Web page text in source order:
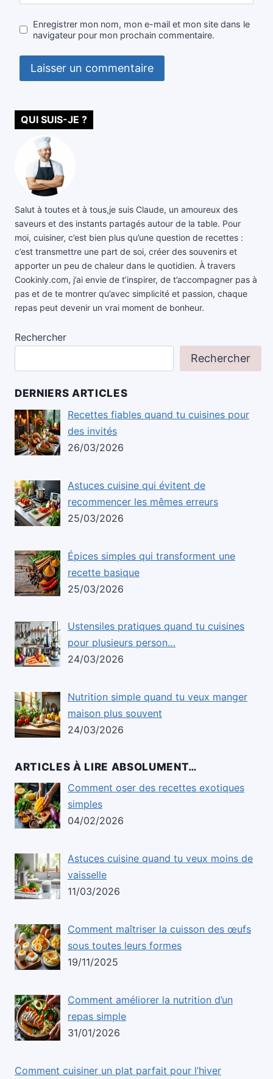
Enregistrer mon nom, mon e-mail et mon site dans le
navigateur pour mon prochain commentaire.
QUI SUIS-JE ?
Salut à toutes et à tous,je suis Claude, un amoureux des
saveurs et des instants partagés autour de la table. Pour
moi, cuisiner, c’est bien plus qu’une question de recettes :
c’est transmettre une part de soi, créer des souvenirs et
apporter un peu de chaleur dans le quotidien. À travers
Cookinly.com, j’ai envie de t’inspirer, de t’accompagner pas à
pas et de te montrer qu’avec simplicité et passion, chaque
repas peut devenir un vrai moment de bonheur.
Rechercher
Rechercher
DERNIERS ARTICLES
Recettes fiables quand tu cuisines pour
des invités
26/03/2026
Astuces cuisine qui évitent de
recommencer les mêmes erreurs
25/03/2026
Épices simples qui transforment une
recette basique
25/03/2026
Ustensiles pratiques quand tu cuisines
pour plusieurs person…
24/03/2026
Nutrition simple quand tu veux manger
maison plus souvent
24/03/2026
ARTICLES À LIRE ABSOLUMENT…
Comment oser des recettes exotiques
simples
04/02/2026
Astuces cuisine quand tu veux moins de
vaisselle
11/03/2026
Comment maîtriser la cuisson des œufs
sous toutes leurs formes
19/11/2025
Comment améliorer la nutrition d’un
repas simple
31/01/2026
Comment cuisiner un plat parfait pour l’hiver